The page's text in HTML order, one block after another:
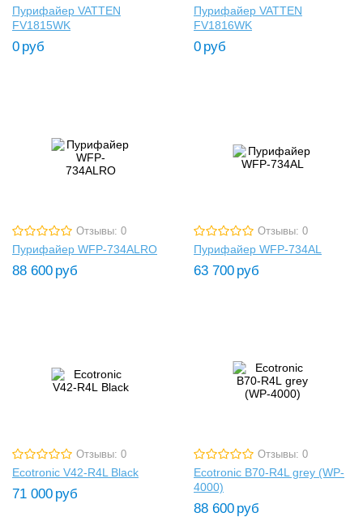
Пурифайер VATTEN
FV1815WK
0 руб
Пурифайер VATTEN
FV1816WK
0 руб
Отзывы: 0
Пурифайер WFP-734ALRO
88 600 руб
Отзывы: 0
Пурифайер WFP-734AL
63 700 руб
Отзывы: 0
Ecotronic V42-R4L Black
71 000 руб
Отзывы: 0
Ecotronic B70-R4L grey (WP-
4000)
88 600 руб